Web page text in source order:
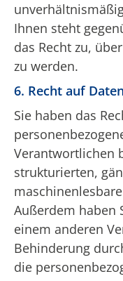
Ihnen steht
das Recht zu,
zu werden.
6. Recht auf
Sie haben das
Verantwortlichen
strukturierten,
Außerdem haben
einem anderen
Behinderung
die